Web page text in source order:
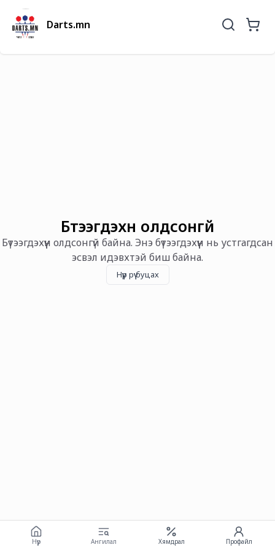
Darts.mn
Бүтээгдэхүүн олдсонгүй
Бүтээгдэхүүн олдсонгүй байна. Энэ бүтээгдэхүүн нь устгагдсан
эсвэл идэвхтэй биш байна.
Нүүр рүү буцах
Нүүр Ангилал Хямдрал Профайл